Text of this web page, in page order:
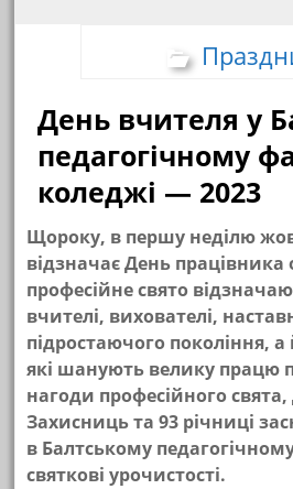
День вчителя у
педагогічному
коледжі — 2023
Щороку, в першу неділю
відзначає День працівника
професійне свято
вчителі, вихователі,
підростаючого покоління,
які шанують велику працю
нагоди професійного свята,
Захисниць та 93 річниці
в Балтському
святкові урочистості.